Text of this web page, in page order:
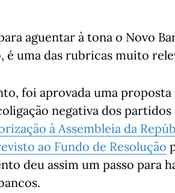
aguentar à tona o Novo
é uma das rubricas muito
foi aprovada uma proposta
negativa dos
à Assembleia da
ao Fundo de Resolução
deu assim um passo para